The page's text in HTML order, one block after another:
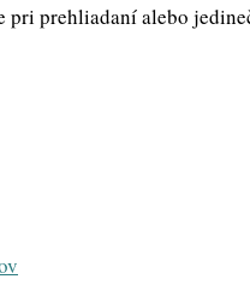
pri prehliadaní alebo